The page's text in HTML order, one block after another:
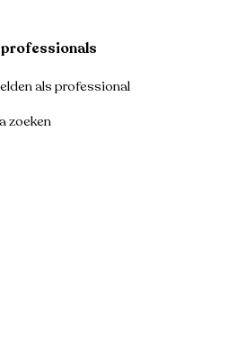
als professional
zoeken